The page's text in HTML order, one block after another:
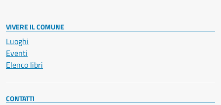
VIVERE IL COMUNE
Luoghi
Eventi
Elenco libri
CONTATTI